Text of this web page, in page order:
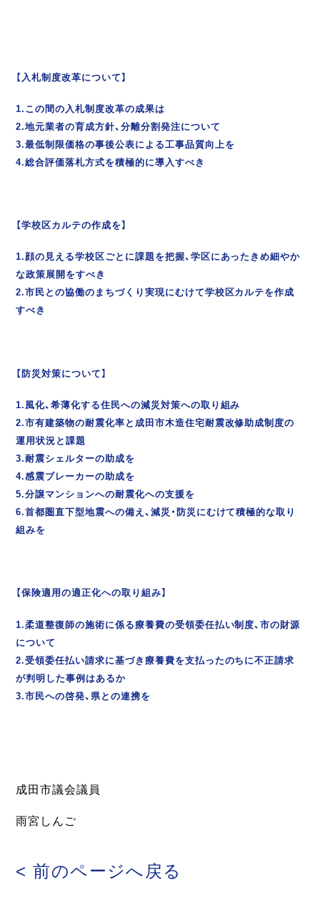
【入札制度改革について】
1.この間の入札制度改革の成果は
2.地元業者の育成方針、分離分割発注について
3.最低制限価格の事後公表による工事品質向上を
4.総合評価落札方式を積極的に導入すべき
【学校区カルテの作成を】
1.顔の見える学校区ごとに課題を把握、学区にあったきめ細やか
な政策展開をすべき
2.市民との協働のまちづくり実現にむけて学校区カルテを作成
すべき
【防災対策について】
1.風化、希薄化する住民への減災対策への取り組み
2.市有建築物の耐震化率と成田市木造住宅耐震改修助成制度の
運用状況と課題
3.耐震シェルターの助成を
4.感震ブレーカーの助成を
5.分譲マンションへの耐震化への支援を
6.首都圏直下型地震への備え、減災・防災にむけて積極的な取り
組みを
【保険適用の適正化への取り組み】
1.柔道整復師の施術に係る療養費の受領委任払い制度、市の財源
について
2.受領委任払い請求に基づき療養費を支払ったのちに不正請求
が判明した事例はあるか
3.市民への啓発、県との連携を
成田市議会議員
雨宮しんご
< 前のページへ戻る